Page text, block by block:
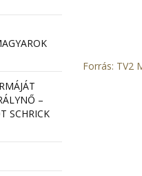
–
SCHRICK
Forrás: TV2